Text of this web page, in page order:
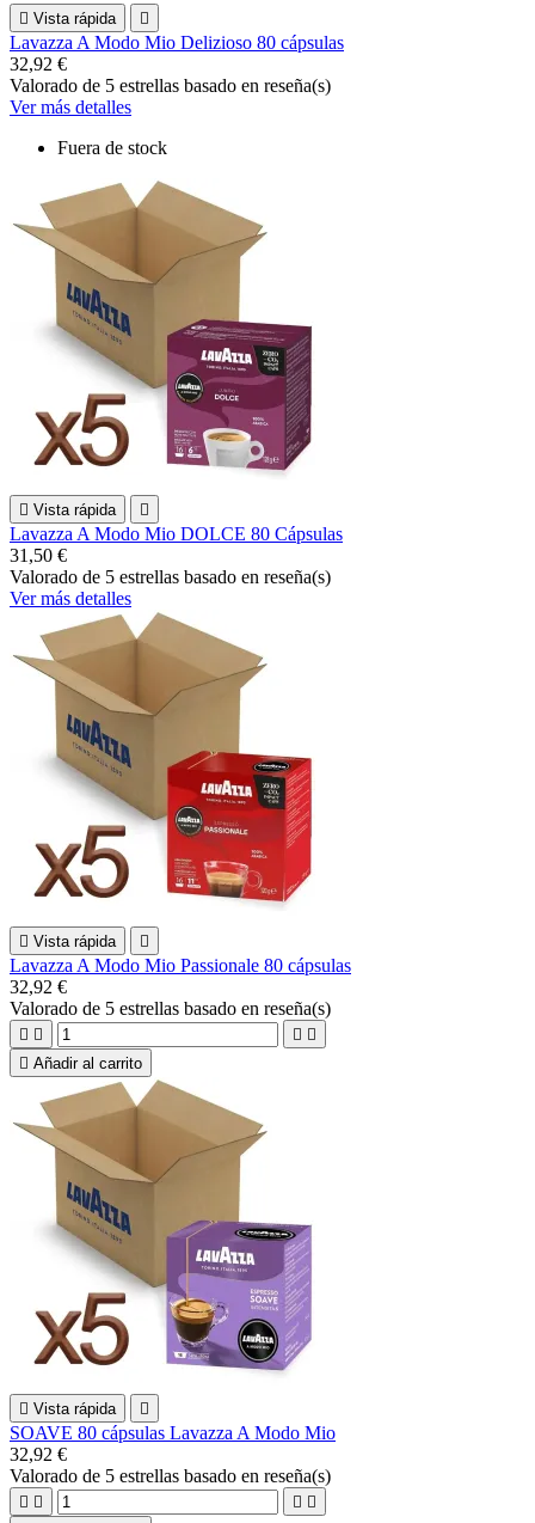
 Vista rápida 
Lavazza A Modo Mio Delizioso 80 cápsulas
32,92 €
Valorado de 5 estrellas basado en reseña(s)
Ver más detalles
Fuera de stock
 Vista rápida 
Lavazza A Modo Mio DOLCE 80 Cápsulas
31,50 €
Valorado de 5 estrellas basado en reseña(s)
Ver más detalles
 Vista rápida 
Lavazza A Modo Mio Passionale 80 cápsulas
32,92 €
Valorado de 5 estrellas basado en reseña(s)
   
 Añadir al carrito
 Vista rápida 
SOAVE 80 cápsulas Lavazza A Modo Mio
32,92 €
Valorado de 5 estrellas basado en reseña(s)
   